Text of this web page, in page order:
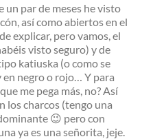
un par de meses he visto
así como abiertos en el
explicar, pero vamos, el
visto seguro) y de
katiuska (o como se
negro o rojo… Y para
me pega más, no? Así
los charcos (tengo una
😉 pero con
ya es una señorita, jeje.